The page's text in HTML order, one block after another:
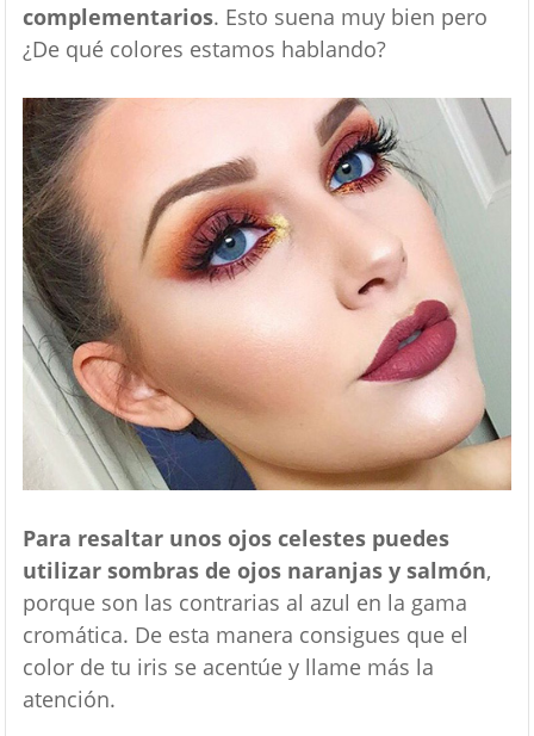
complementarios. Esto suena muy bien pero
¿De qué colores estamos hablando?
Para resaltar unos ojos celestes puedes
utilizar sombras de ojos naranjas y salmón,
porque son las contrarias al azul en la gama
cromática. De esta manera consigues que el
color de tu iris se acentúe y llame más la
atención.